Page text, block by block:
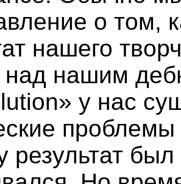
о том,
нашего
над нашим
у нас
результат